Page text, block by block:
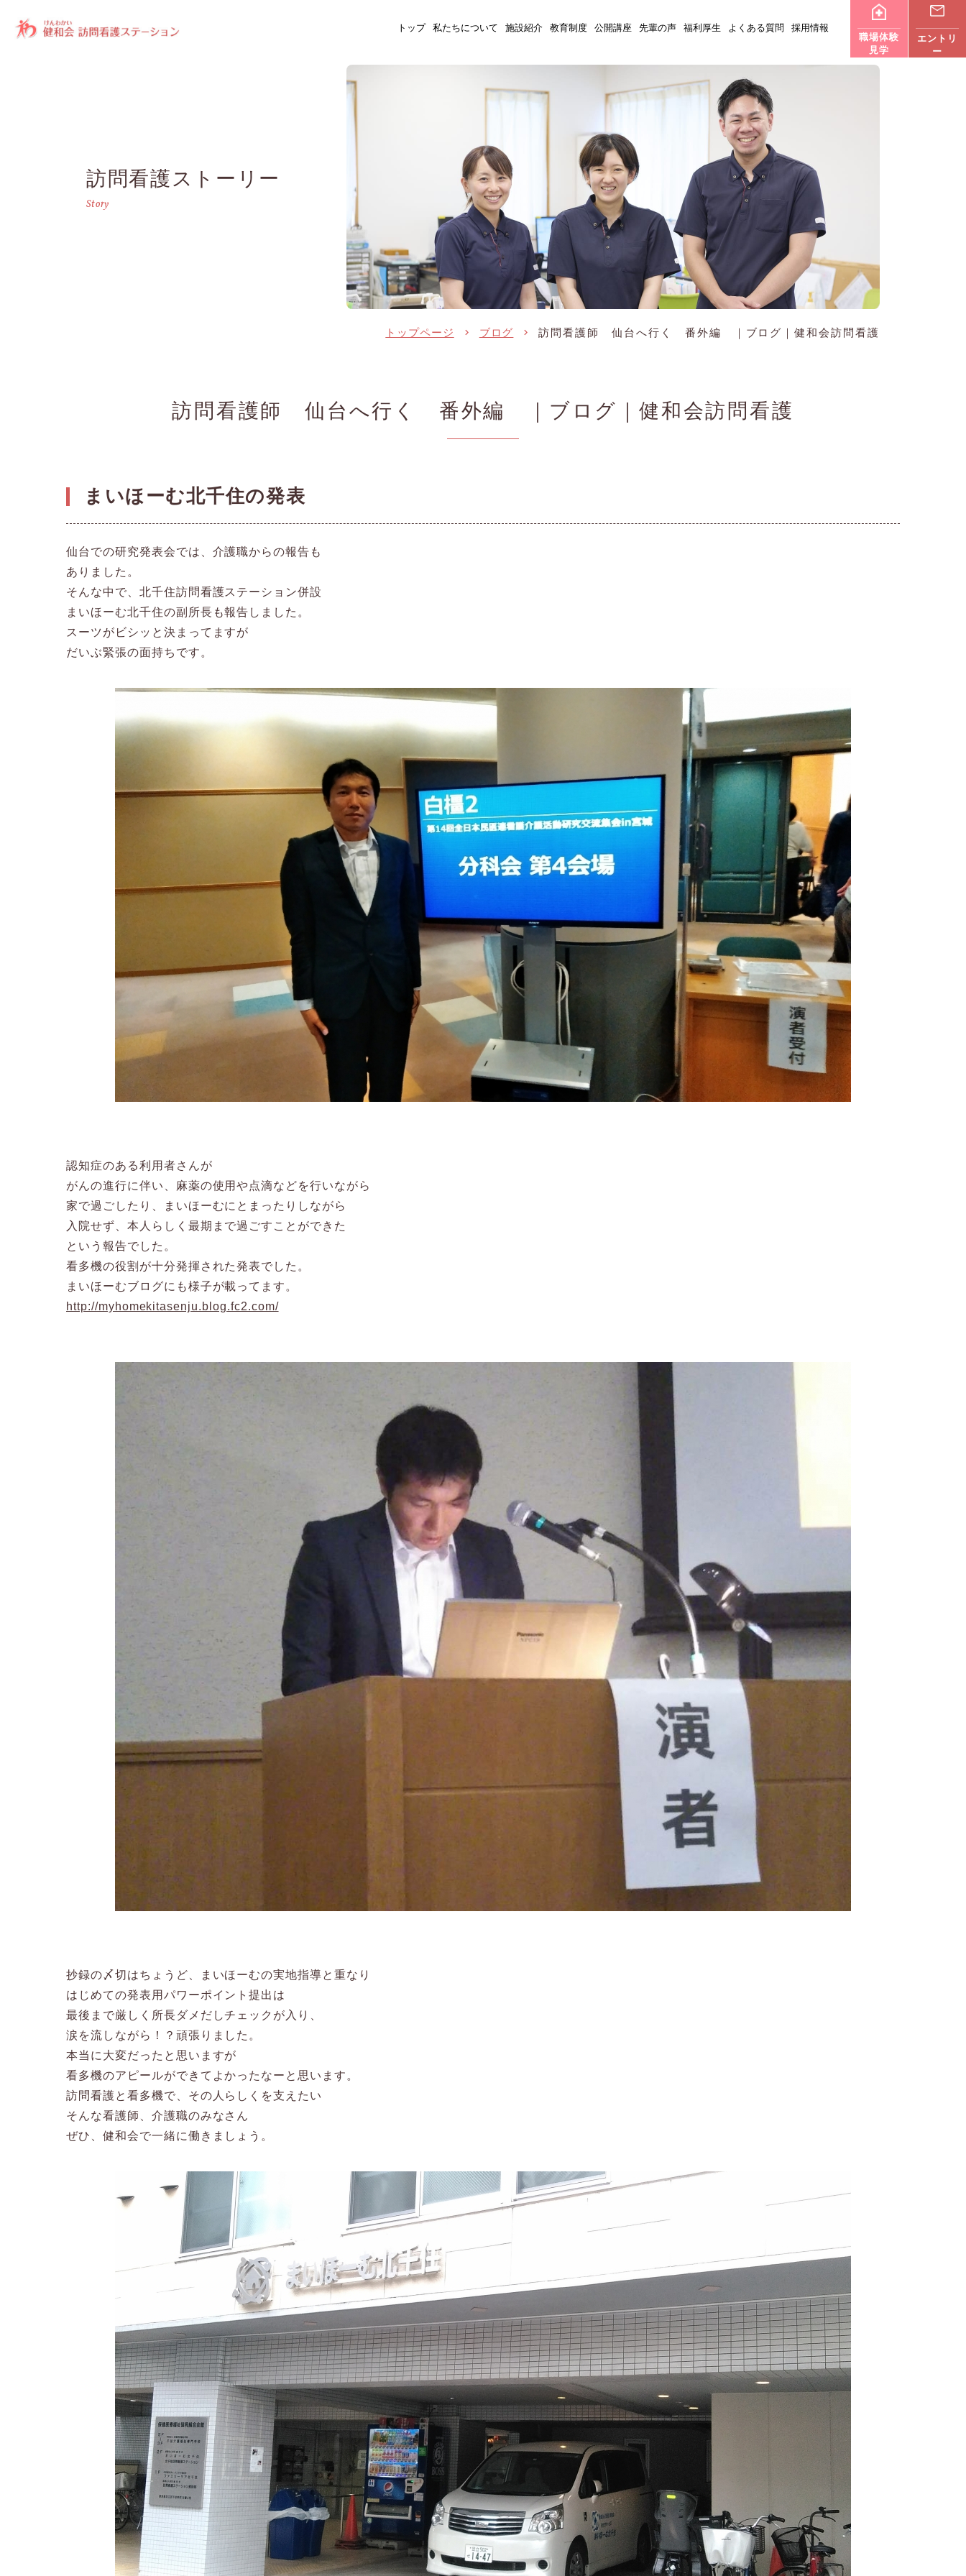
トップ 私たちについて 施設紹介 教育制度 公開講座 先輩の声 福利厚生 よくある質問
採用情報
職場体験
見学
エントリ
ー
訪問看護ストーリー
Story
トップページ ブログ 訪問看護師 仙台へ行く 番外編 ｜ブログ｜健和会訪問看護
訪問看護師 仙台へ行く 番外編 ｜ブログ｜健和会訪問看護
まいほーむ北千住の発表
仙台での研究発表会では、介護職からの報告も
ありました。
そんな中で、北千住訪問看護ステーション併設
まいほーむ北千住の副所長も報告しました。
スーツがビシッと決まってますが
だいぶ緊張の面持ちです。
認知症のある利用者さんが
がんの進行に伴い、麻薬の使用や点滴などを行いながら
家で過ごしたり、まいほーむにとまったりしながら
入院せず、本人らしく最期まで過ごすことができた
という報告でした。
看多機の役割が十分発揮された発表でした。
まいほーむブログにも様子が載ってます。
http://myhomekitasenju.blog.fc2.com/
抄録の〆切はちょうど、まいほーむの実地指導と重なり
はじめての発表用パワーポイント提出は
最後まで厳しく所長ダメだしチェックが入り、
涙を流しながら！？頑張りました。
本当に大変だったと思いますが
看多機のアピールができてよかったなーと思います。
訪問看護と看多機で、その人らしくを支えたい
そんな看護師、介護職のみなさん
ぜひ、健和会で一緒に働きましょう。